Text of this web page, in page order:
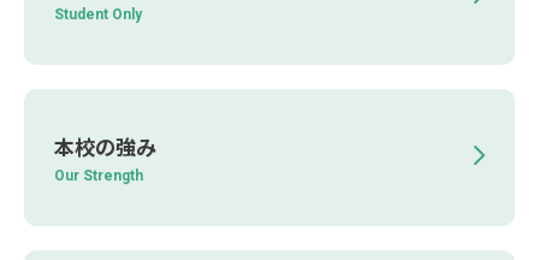
Student Only
本校の強み
Our Strength